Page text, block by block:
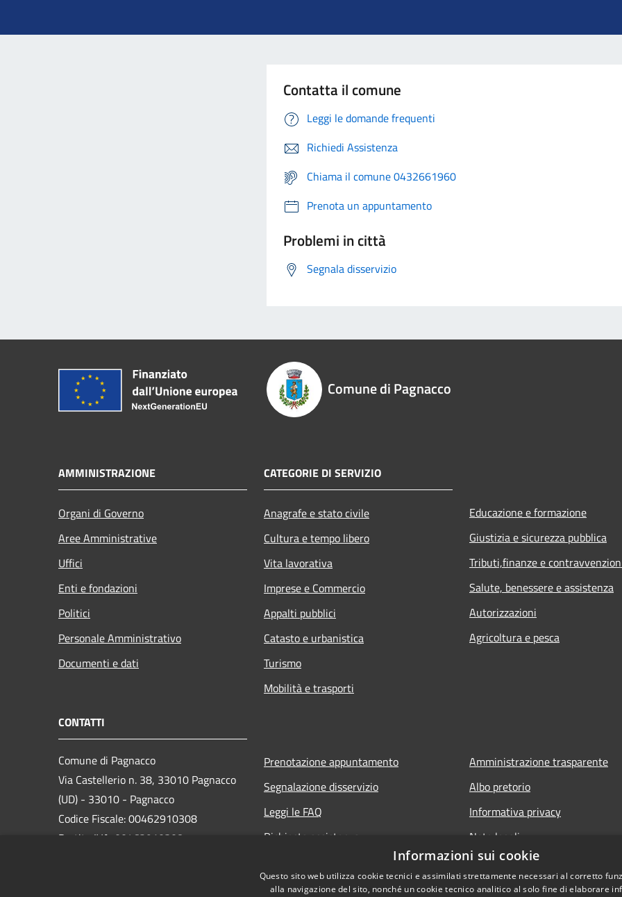
Contatta il comune
Leggi le domande frequenti
Richiedi Assistenza
Chiama il comune 0432661960
Prenota un appuntamento
Problemi in città
Segnala disservizio
Comune di Pagnacco
AMMINISTRAZIONE
Organi di Governo
Aree Amministrative
Uffici
Enti e fondazioni
Politici
Personale Amministrativo
Documenti e dati
CATEGORIE DI SERVIZIO
Anagrafe e stato civile
Cultura e tempo libero
Vita lavorativa
Imprese e Commercio
Appalti pubblici
Catasto e urbanistica
Turismo
Mobilità e trasporti
Educazione e formazione
Giustizia e sicurezza pubblica
Tributi,finanze e
Salute, benessere e assistenza
Autorizzazioni
Agricoltura e pesca
CONTATTI
Comune di Pagnacco
Via Castellerio n. 38, 33010 Pagnacco
(UD) - 33010 - Pagnacco
Codice Fiscale: 00462910308
Partita IVA: 00462910308
Prenotazione appuntamento
Segnalazione disservizio
Leggi le FAQ
Richiesta assistenza
Amministrazione trasparente
Albo pretorio
Informativa privacy
Note legali
Dichiarazione di accessibilità
Informazioni sui cookie
Questo sito web utilizza cookie tecnici e assimilati strettamente necessari al corretto
alla navigazione del sito, nonché un cookie tecnico analitico al solo fine di elaborare